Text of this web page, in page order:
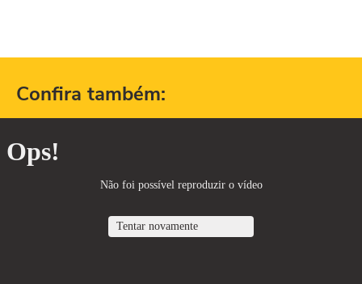
Confira também: